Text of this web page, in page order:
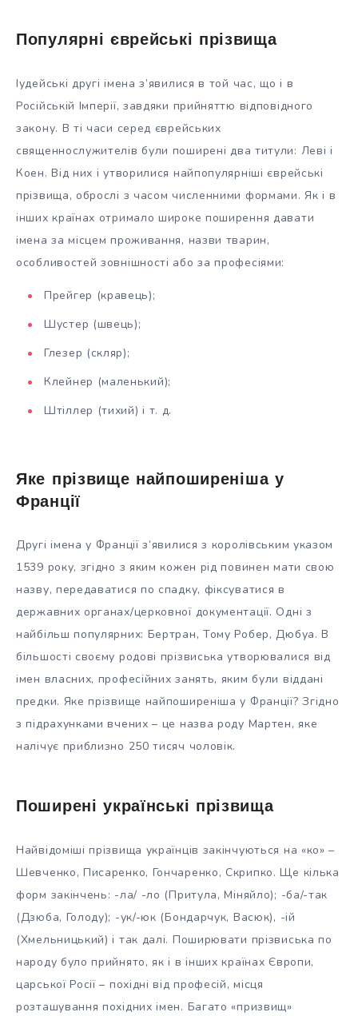
Популярні єврейські прізвища
Іудейські другі імена з’явилися в той час, що і в
Російській Імперії, завдяки прийняттю відповідного
закону. В ті часи серед єврейських
священнослужителів були поширені два титули: Леві і
Коен. Від них і утворилися найпопулярніші єврейські
прізвища, оброслі з часом численними формами. Як і в
інших країнах отримало широке поширення давати
імена за місцем проживання, назви тварин,
особливостей зовнішності або за професіями:
Прейгер (кравець);
Шустер (швець);
Глезер (скляр);
Клейнер (маленький);
Штіллер (тихий) і т. д.
Яке прізвище найпоширеніша у
Франції
Другі імена у Франції з’явилися з королівським указом
1539 року, згідно з яким кожен рід повинен мати свою
назву, передаватися по спадку, фіксуватися в
державних органах/церковної документації. Одні з
найбільш популярних: Бертран, Тому Робер, Дюбуа. В
більшості своєму родові прізвиська утворювалися від
імен власних, професійних занять, яким були віддані
предки. Яке прізвище найпоширеніша у Франції? Згідно
з підрахунками вчених – це назва роду Мартен, яке
налічує приблизно 250 тисяч чоловік.
Поширені українські прізвища
Найвідоміші прізвища українців закінчуються на «ко» –
Шевченко, Писаренко, Гончаренко, Скрипко. Ще кілька
форм закінчень: -ла/ -ло (Притула, Міняйло); -ба/-так
(Дзюба, Голоду); -ук/-юк (Бондарчук, Васюк), -ій
(Хмельницький) і так далі. Поширювати прізвиська по
народу було прийнято, як і в інших країнах Європи,
царської Росії – похідні від професій, місця
розташування похідних імен. Багато «призвищ»